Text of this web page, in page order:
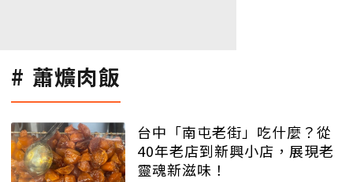
蕭爌肉飯
台中「南屯老街」吃什麼？從
40年老店到新興小店，展現老
靈魂新滋味！